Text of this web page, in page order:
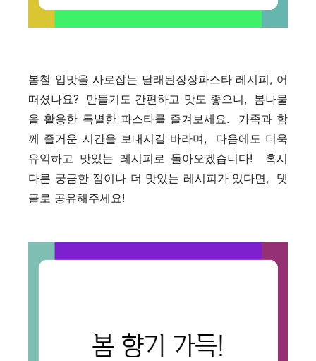
봄철 입맛을 사로잡는 달래된장장파스타 레시피, 어
떠셨나요? 만들기도 간편하고 맛도 좋으니, 봄나물
을 활용한 특별한 파스타를 즐겨보세요. 가족과 함
께 즐거운 시간을 보내시길 바라며, 다음에도 더욱
유익하고 맛있는 레시피로 돌아오겠습니다! 혹시
다른 궁금한 점이나 더 맛있는 레시피가 있다면, 댓
글로 공유해주세요!